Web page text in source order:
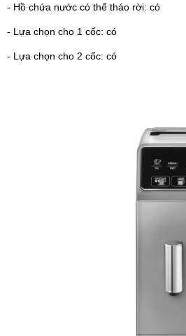
- Hồ chứa nước có thể tháo rời: có
- Lựa chọn cho 1 cốc: có
- Lựa chọn cho 2 cốc: có